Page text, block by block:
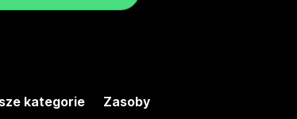
kategorie Zasoby